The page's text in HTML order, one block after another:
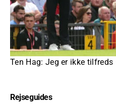
Ten Hag: Jeg er ikke
Rejseguides